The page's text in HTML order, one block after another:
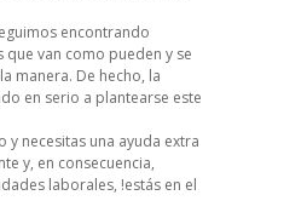
encontrando
van como pueden y se
manera. De hecho, la
en serio a plantearse este
y necesitas una ayuda extra
y, en consecuencia,
laborales, !estás en el